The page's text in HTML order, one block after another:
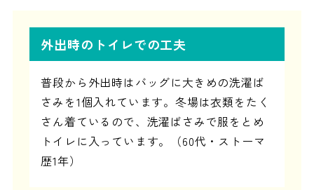
外出時のトイレでの工夫
普段から外出時はバッグに大きめの洗濯ば
さみを1個入れています。冬場は衣類をたく
さん着ているので、洗濯ばさみで服をとめ
トイレに入っています。（60代・ストーマ
歴1年）